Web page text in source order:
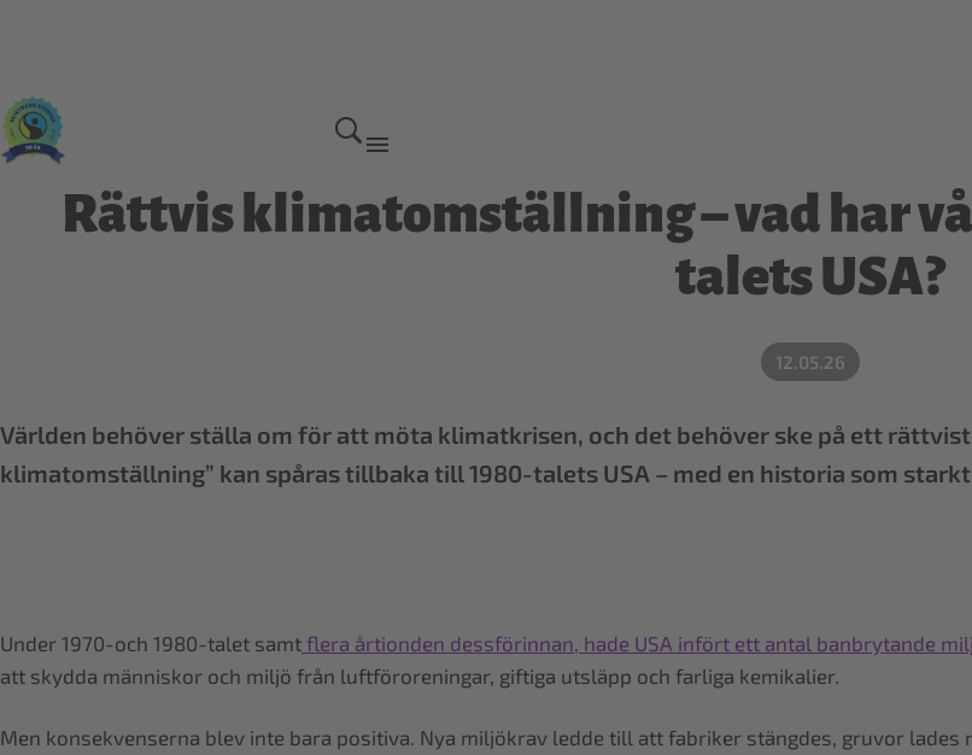
Rättvis klimatomställning – vad har
talets USA?
12.05.26
Världen behöver ställa om för att möta klimatkrisen, och det behöver ske på ett
klimatomställning” kan spåras tillbaka till 1980-talets USA – med en historia som
Under 1970-och 1980-talet samt flera årtionden dessförinnan, hade USA infört ett antal banbrytande
att skydda människor och miljö från luftföroreningar, giftiga utsläpp och farliga kemikalier.
Men konsekvenserna blev inte bara positiva. Nya miljökrav ledde till att fabriker stängdes, gruvor